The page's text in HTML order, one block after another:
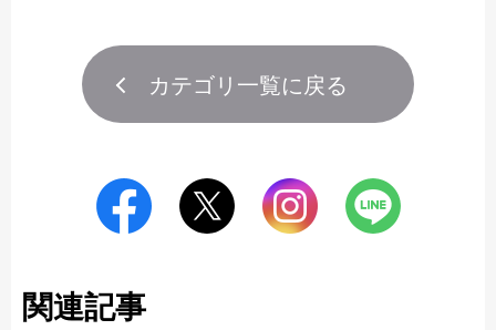
カテゴリ一覧に戻る
関連記事